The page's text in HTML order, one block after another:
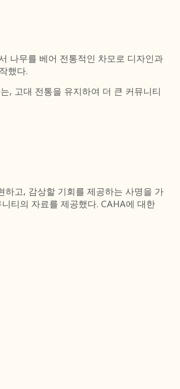
나무를 베어 전통적인 차모로 디자인과
했다.
, 고대 전통을 유지하여 더 큰 커뮤니티
고, 감상할 기회를 제공하는 사명을 가
티의 자료를 제공했다. CAHA에 대한